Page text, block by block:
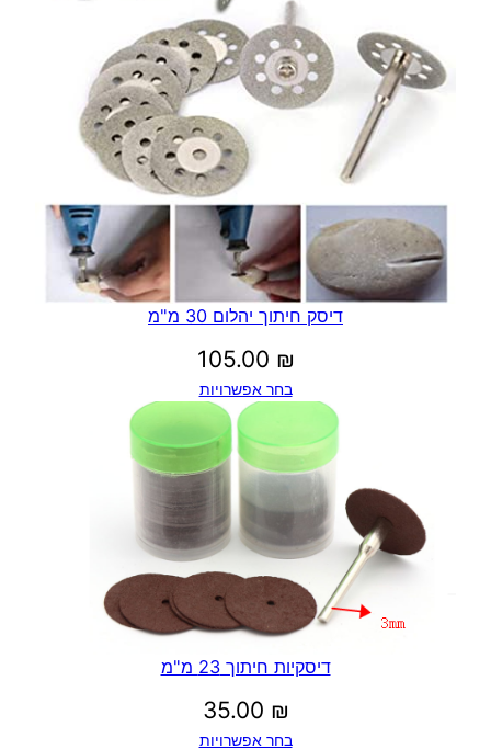
דיסק חיתוך יהלום 30 מ"מ
105.00 ₪
בחר אפשרויות
דיסקיות חיתוך 23 מ"מ
35.00 ₪
בחר אפשרויות